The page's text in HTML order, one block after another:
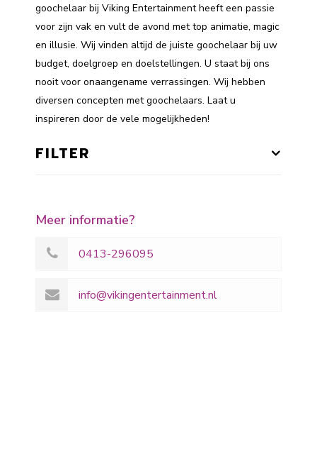
goochelaar bij Viking Entertainment heeft een passie
voor zijn vak en vult de avond met top animatie, magic
en illusie. Wij vinden altijd de juiste goochelaar bij uw
budget, doelgroep en doelstellingen. U staat bij ons
nooit voor onaangename verrassingen. Wij hebben
diversen concepten met goochelaars. Laat u
inspireren door de vele mogelijkheden!
FILTER
Meer informatie?
0413-296095
info@vikingentertainment.nl